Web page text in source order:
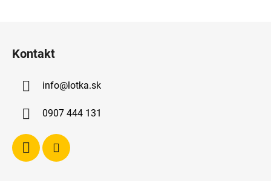
Kontakt
info@lotka.sk
0907 444 131